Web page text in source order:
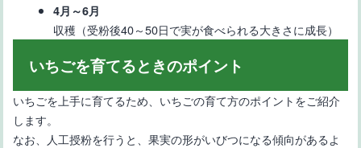
4月～6月
収穫（受粉後40～50日で実が食べられる大きさに成長）
いちごを育てるときのポイント
いちごを上手に育てるため、いちごの育て方のポイントをご紹介
します。
なお、人工授粉を行うと、果実の形がいびつになる傾向があるよ